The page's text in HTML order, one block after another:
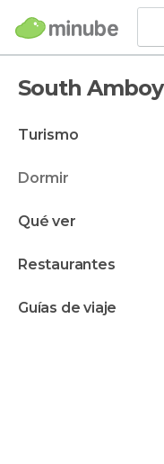
South Amboy
turismo
dormir
qué ver
restaurantes
guías de viaje